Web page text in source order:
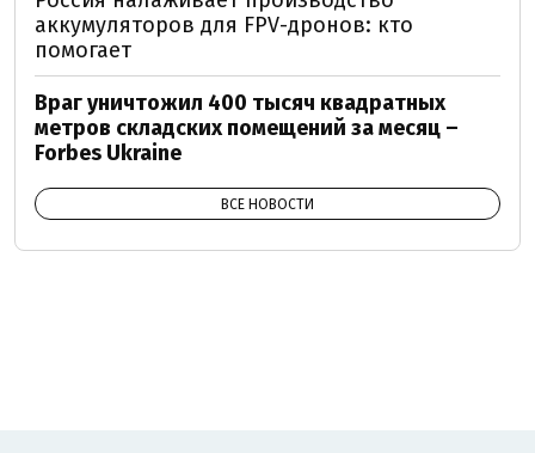
аккумуляторов для FPV-дронов: кто
помогает
Враг уничтожил 400 тысяч квадратных
метров складских помещений за месяц –
Forbes Ukraine
ВСЕ НОВОСТИ